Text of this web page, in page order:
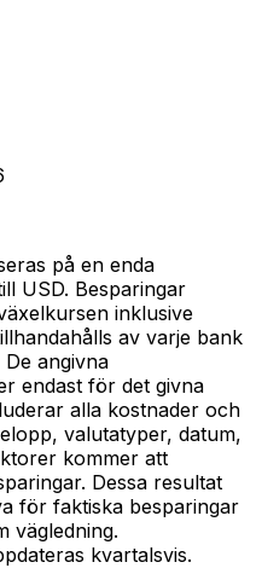
på en enda
USD. Besparingar
inklusive
av varje bank
angivna
endast för det givna
alla kostnader och
valutatyper, datum,
kommer att
Dessa resultat
för faktiska besparingar
vägledning.
kvartalsvis.